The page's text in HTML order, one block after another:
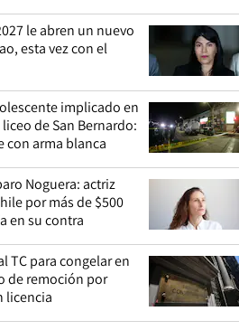
le abren un nuevo
esta vez con el
implicado en
de San Bernardo:
con arma blanca
Noguera: actriz
por más de $500
en su contra
TC para congelar en
de remoción por
licencia